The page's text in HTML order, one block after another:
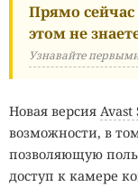
Прямо сейчас
этом не
Узнавайте
Новая версия Avast
возможности, в
позволяющую
доступ к камере